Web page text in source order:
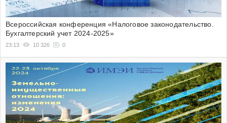
Всероссийская конференция «Налоговое законодательство.
Бухгалтерский учет 2024-2025»
23:13 10 326 0